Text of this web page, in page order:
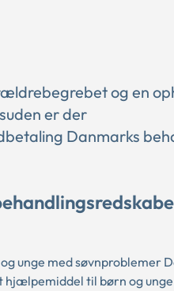
og en
er der
Danmarks
unge med søvnproblemer
til børn og